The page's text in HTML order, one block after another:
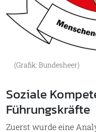
(Grafik: Bundesheer)
Soziale
Führungskräfte
Zuerst wurde eine